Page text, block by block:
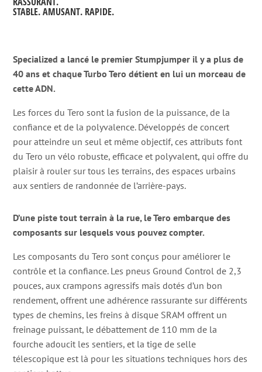
STABLE. AMUSANT. RAPIDE.
Specialized a lancé le premier Stumpjumper il y a plus de
40 ans et chaque Turbo Tero détient en lui un morceau de
cette ADN.
Les forces du Tero sont la fusion de la puissance, de la
confiance et de la polyvalence. Développés de concert
pour atteindre un seul et même objectif, ces attributs font
du Tero un vélo robuste, efficace et polyvalent, qui offre du
plaisir à rouler sur tous les terrains, des espaces urbains
aux sentiers de randonnée de l’arrière-pays.
D’une piste tout terrain à la rue, le Tero embarque des
composants sur lesquels vous pouvez compter.
Les composants du Tero sont conçus pour améliorer le
contrôle et la confiance. Les pneus Ground Control de 2,3
pouces, aux crampons agressifs mais dotés d’un bon
rendement, offrent une adhérence rassurante sur différents
types de chemins, les freins à disque SRAM offrent un
freinage puissant, le débattement de 110 mm de la
fourche adoucit les sentiers, et la tige de selle
télescopique est là pour les situations techniques hors des